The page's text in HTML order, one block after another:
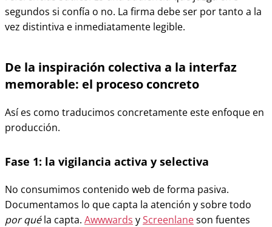
segundos si confía o no. La firma debe ser por tanto a la
vez distintiva e inmediatamente legible.
De la inspiración colectiva a la interfaz
memorable: el proceso concreto
Así es como traducimos concretamente este enfoque en
producción.
Fase 1: la vigilancia activa y selectiva
No consumimos contenido web de forma pasiva.
Documentamos lo que capta la atención y sobre todo
por quéla capta. Awwwards yScreenlaneson fuentes